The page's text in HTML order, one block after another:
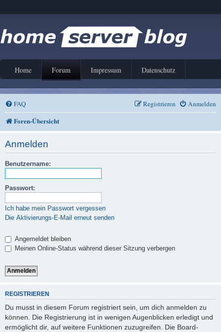
Home Forum Impressum Datenschutz
FAQ Anmelden
Registrieren
Foren-Übersicht
Anmelden
Benutzername:
Passwort:
Ich habe mein Passwort vergessen
Die Aktivierungs-E-Mail erneut senden
Angemeldet bleiben
Meinen Online-Status während dieser Sitzung verbergen
REGISTRIEREN
Du musst in diesem Forum registriert sein, um dich anmelden zu
können. Die Registrierung ist in wenigen Augenblicken erledigt und
ermöglicht dir, auf weitere Funktionen zuzugreifen. Die Board-